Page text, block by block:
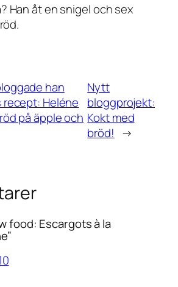
Han åt en snigel och sex
han
Heléne
på äpple och
Nytt
bloggprojekt:
Kokt med
bröd! →
food: Escargots à la